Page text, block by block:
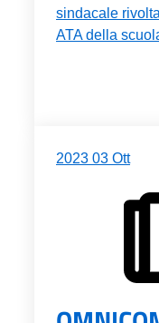
sindacale
ATA della
2023 03 Ott